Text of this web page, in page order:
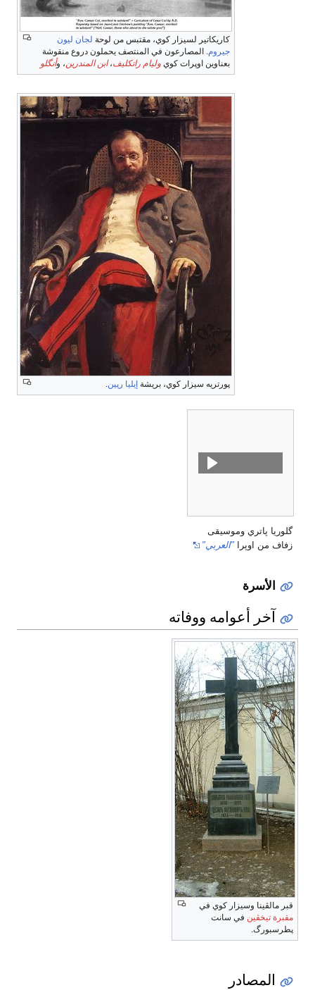
كاريكاتير لسيزار كوي، مقتبس من لوحة لجان ليون
جيروم. المصارعون في المنتصف يحملون دروع منقوشة
بعناوين اوپرات كوي وليام راتكليف،ابن المندرين، وأنگلو
پورتريه سيزار كوي، بريشة إيليا رپين
گلوريا پاتري وموسيقى
زفاف من اوپرا "العربي"
الأسرة
آخر أعوامه ووفاته
قبر مالڤينا وسيزار كوي في
مقبرة تيخڤين في سانت
پطرسبورگ.
المصادر